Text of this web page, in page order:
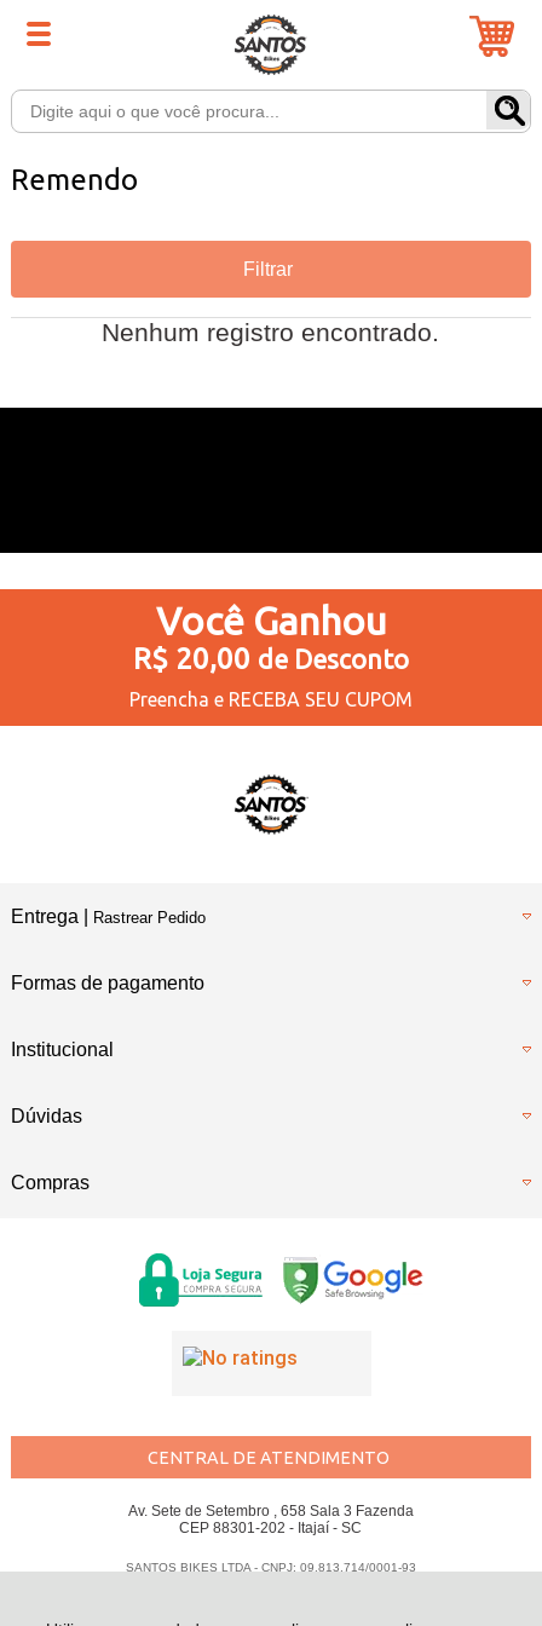
Remendo
Filtrar
Nenhum registro encontrado.
Você Ganhou
R$ 20,00 de Desconto
Preencha e RECEBA SEU CUPOM
Entrega | Rastrear Pedido
Formas de pagamento
Institucional
Dúvidas
Compras
CENTRAL DE ATENDIMENTO
Av. Sete de Setembro , 658 Sala 3 Fazenda
CEP 88301-202 - Itajaí - SC
SANTOS BIKES LTDA - CNPJ: 09.813.714/0001-93